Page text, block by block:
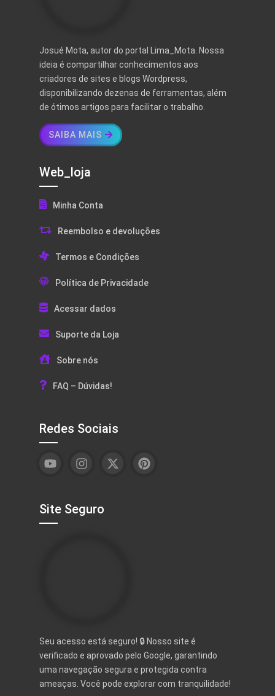
Josué Mota, autor do portal Lima_Mota. Nossa
ideia é compartilhar conhecimentos aos
criadores de sites e blogs Wordpress,
disponibilizando dezenas de ferramentas, além
de ótimos artigos para facilitar o trabalho.
SAIBA MAIS
Web_loja
Minha Conta
Reembolso e devoluções
Termos e Condições
Política de Privacidade
Acessar dados
Suporte da Loja
Sobre nós
FAQ – Dúvidas!
Redes Sociais
Site Seguro
Seu acesso está seguro! 🔒 Nosso site é
verificado e aprovado pelo Google, garantindo
uma navegação segura e protegida contra
ameaças. Você pode explorar com tranquilidade!